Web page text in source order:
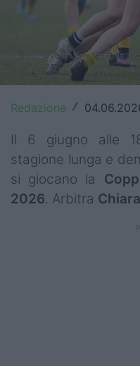
Top14
Premiership
Champions Cup
Challenge Cup
World Rugby
Rugby World Cup
Super Rugby
Redazione /
Il 6 giugno alle
stagione lunga e
si giocano la
2026. Arbitra